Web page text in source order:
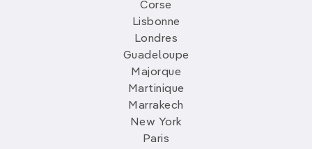
Corse
Lisbonne
Londres
Guadeloupe
Majorque
Martinique
Marrakech
New York
Paris